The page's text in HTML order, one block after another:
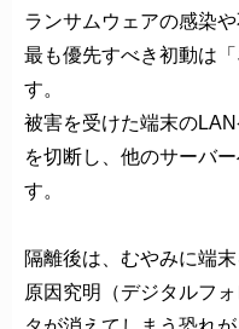
ランサムウェアの感染
最も優先すべき初動は
す。
被害を受けた端末の
を切断し、他のサーバ
す。
隔離後は、むやみに端
原因究明（デジタルフ